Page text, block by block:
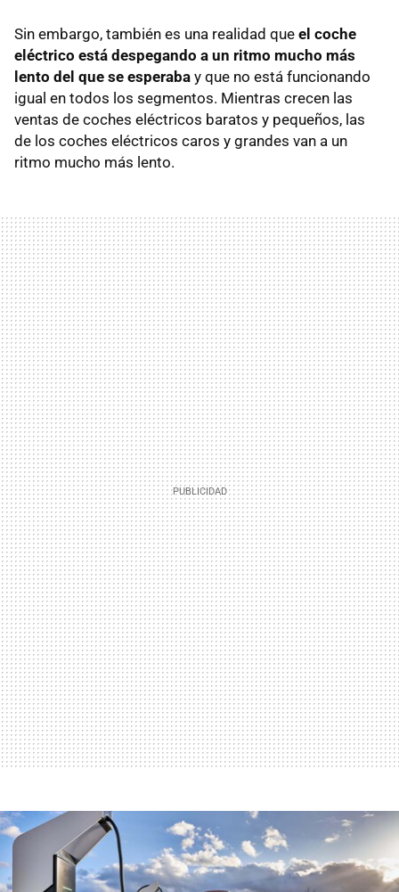
Sin embargo, también es una realidad que el coche
eléctrico está despegando a un ritmo mucho más
lento del que se esperaba y que no está funcionando
igual en todos los segmentos. Mientras crecen las
ventas de coches eléctricos baratos y pequeños, las
de los coches eléctricos caros y grandes van a un
ritmo mucho más lento.